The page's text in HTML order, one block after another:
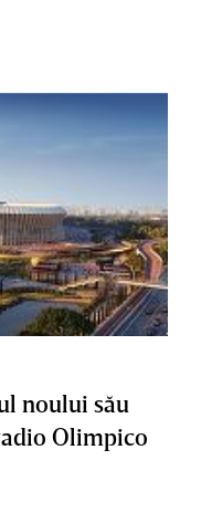
noului său
Olimpico